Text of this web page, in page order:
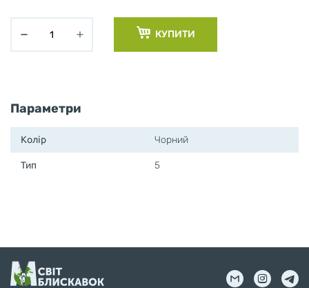
КУПИТИ
Параметри
Колір Чорний
Тип 5